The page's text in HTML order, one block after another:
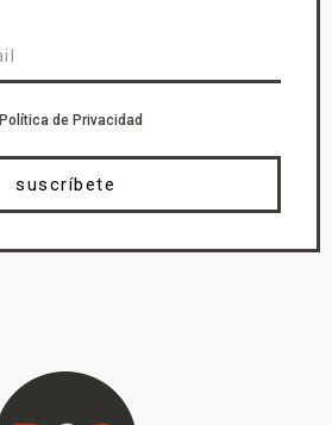
Política de Privacidad
suscríbete